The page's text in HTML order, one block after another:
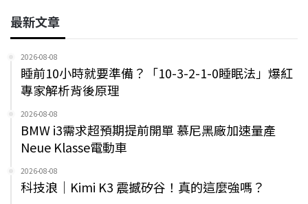
最新文章
2026-08-08
睡前10小時就要準備？「10-3-2-1-0睡眠法」爆紅
專家解析背後原理
2026-08-08
BMW i3需求超預期提前開單 慕尼黑廠加速量產
Neue Klasse電動車
2026-08-08
科技浪｜Kimi K3 震撼矽谷！真的這麼強嗎？